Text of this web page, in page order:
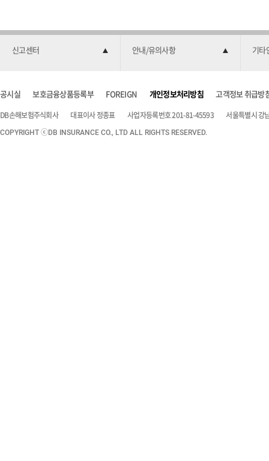
식
신고센터 안내/유의사항 기타
공시실 보호금융상품등록부 FOREIGN 개인정보처리방침 고객정보 취급방
DB손해보험주식회사 대표이사 정종표 사업자등록번호 201-81-45593 서울특별시 강
COPYRIGHT ⓒDB INSURANCE CO., LTD ALL RIGHTS RESERVED.